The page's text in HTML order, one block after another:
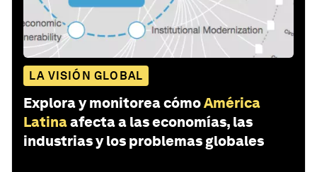
LA VISIÓN GLOBAL
Explora y monitorea cómoAmérica
Latinaafecta a las economías, las
industrias y los problemas globales